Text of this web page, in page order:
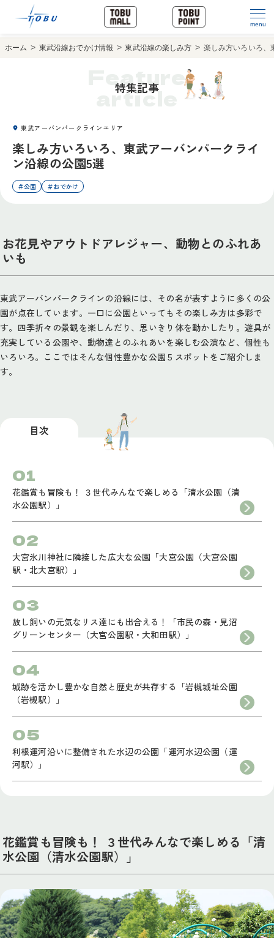
menu
ホーム 東武沿線おでかけ情報 東武沿線の楽しみ方 楽しみ方いろいろ、
特集記事
Feature
article
東武アーバンパークラインエリア
楽しみ方いろいろ、東武アーバンパークライ
ン沿線の公園5選
＃公園 ＃おでかけ
お花見やアウトドアレジャー、動物とのふれあ
いも
東武アーバンパークラインの沿線には、その名が表すように多くの公
園が点在しています。一口に公園といってもその楽しみ方は多彩で
す。四季折々の景観を楽しんだり、思いきり体を動かしたり。遊具が
充実している公園や、動物達とのふれあいを楽しむ公演など、個性も
いろいろ。ここではそんな個性豊かな公園５スポットをご紹介しま
す。
目次
花鑑賞も冒険も！ ３世代みんなで楽しめる「清水公園（清
水公園駅）」
大宮氷川神社に隣接した広大な公園「大宮公園（大宮公園
駅・北大宮駅）」
放し飼いの元気なリス達にも出合える！「市民の森・見沼
グリーンセンター（大宮公園駅・大和田駅）」
城跡を活かし豊かな自然と歴史が共存する「岩槻城址公園
（岩槻駅）」
利根運河沿いに整備された水辺の公園「運河水辺公園（運
河駅）」
花鑑賞も冒険も！ ３世代みんなで楽しめる「清
水公園（清水公園駅）」